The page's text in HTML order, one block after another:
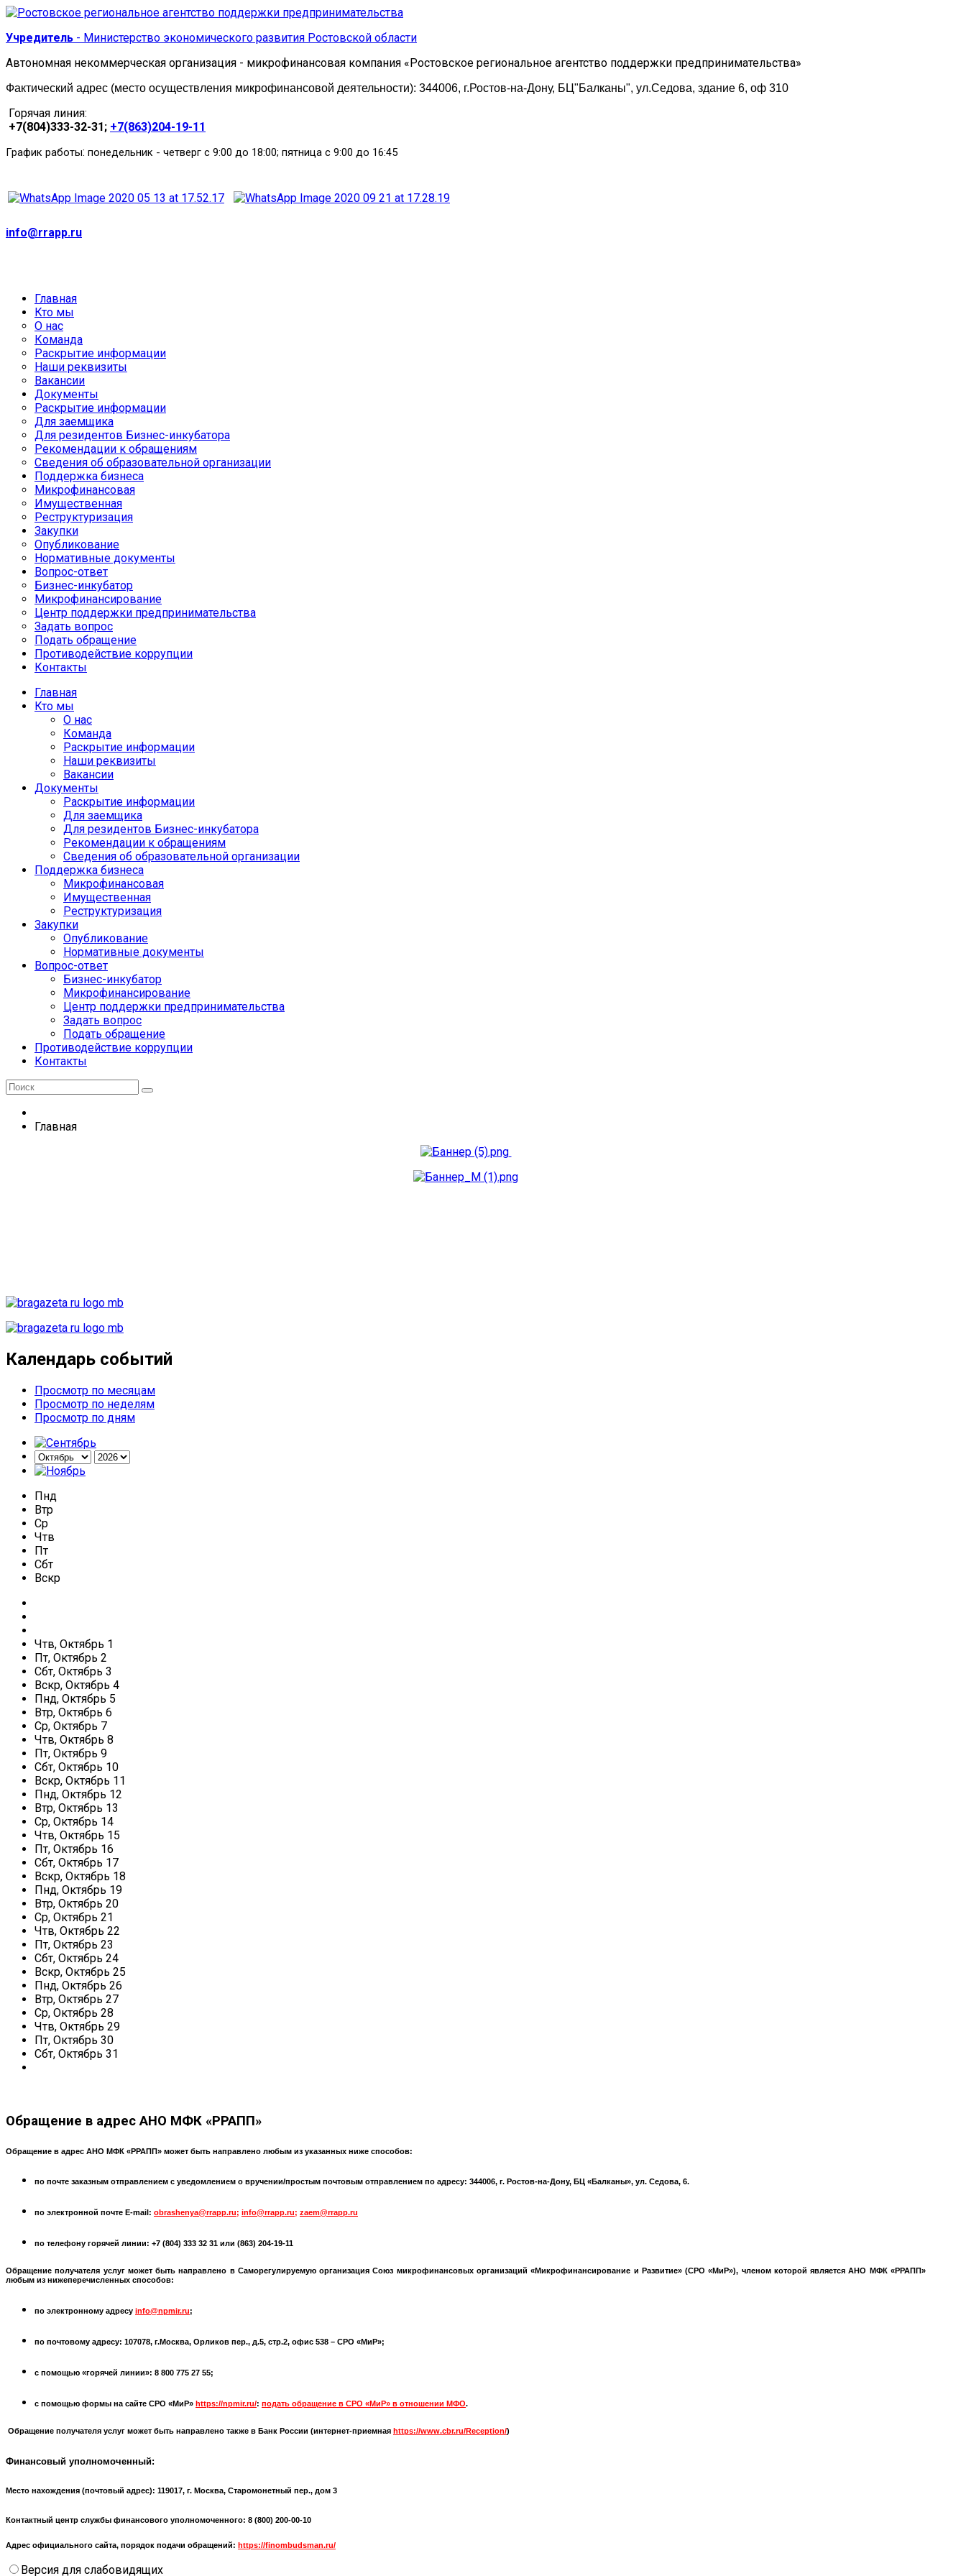
Учредитель - Министерство экономического развития Ростовской области
Автономная некоммерческая организация - микрофинансовая компания «Ростовское региональное агентство поддержки предпринимательства»
Фактический адрес (место осуществления микрофинансовой деятельности): 344006, г.Ростов-на-Дону, БЦ"Балканы", ул.Седова, здание 6, оф 310
Горячая линия:
+7(804)333-32-31; +7(863)204-19-11
График работы: понедельник - четверг с 9:00 до 18:00; пятница с 9:00 до 16:45
info@rrapp.ru
Главная
Кто мы
О нас
Команда
Раскрытие информации
Наши реквизиты
Вакансии
Документы
Раскрытие информации
Для заемщика
Для резидентов Бизнес-инкубатора
Рекомендации к обращениям
Сведения об образовательной организации
Поддержка бизнеса
Микрофинансовая
Имущественная
Реструктуризация
Закупки
Опубликование
Нормативные документы
Вопрос-ответ
Бизнес-инкубатор
Микрофинансирование
Центр поддержки предпринимательства
Задать вопрос
Подать обращение
Противодействие коррупции
Контакты
Главная
Кто мы
О нас
Команда
Раскрытие информации
Наши реквизиты
Вакансии
Документы
Раскрытие информации
Для заемщика
Для резидентов Бизнес-инкубатора
Рекомендации к обращениям
Сведения об образовательной организации
Поддержка бизнеса
Микрофинансовая
Имущественная
Реструктуризация
Закупки
Опубликование
Нормативные документы
Вопрос-ответ
Бизнес-инкубатор
Микрофинансирование
Центр поддержки предпринимательства
Задать вопрос
Подать обращение
Противодействие коррупции
Контакты
Главная
Календарь событий
Просмотр по месяцам
Просмотр по неделям
Просмотр по дням
Пнд
Втр
Ср
Чтв
Пт
Сбт
Вскр
Чтв, Октябрь 1
Пт, Октябрь 2
Сбт, Октябрь 3
Вскр, Октябрь 4
Пнд, Октябрь 5
Втр, Октябрь 6
Ср, Октябрь 7
Чтв, Октябрь 8
Пт, Октябрь 9
Сбт, Октябрь 10
Вскр, Октябрь 11
Пнд, Октябрь 12
Втр, Октябрь 13
Ср, Октябрь 14
Чтв, Октябрь 15
Пт, Октябрь 16
Сбт, Октябрь 17
Вскр, Октябрь 18
Пнд, Октябрь 19
Втр, Октябрь 20
Ср, Октябрь 21
Чтв, Октябрь 22
Пт, Октябрь 23
Сбт, Октябрь 24
Вскр, Октябрь 25
Пнд, Октябрь 26
Втр, Октябрь 27
Ср, Октябрь 28
Чтв, Октябрь 29
Пт, Октябрь 30
Сбт, Октябрь 31
Обращение в адрес АНО МФК «РРАПП»
Обращение в адрес АНО МФК «РРАПП» может быть направлено любым из указанных ниже способов:
по почте заказным отправлением с уведомлением о вручении/простым почтовым отправлением по адресу: 344006, г. Ростов-на-Дону, БЦ «Балканы», ул. Седова, 6.
по электронной почте E-mail: obrashenya@rrapp.ru; info@rrapp.ru; zaem@rrapp.ru
по телефону горячей линии: +7 (804) 333 32 31 или (863) 204-19-11
Обращение получателя услуг может быть направлено в Саморегулируемую организация Союз микрофинансовых организаций «Микрофинансирование и Развитие» (СРО «МиР»), членом которой является АНО МФК «РРАПП»
любым из нижеперечисленных способов:
по электронному адресу info@npmir.ru;
по почтовому адресу: 107078, г.Москва, Орликов пер., д.5, стр.2, офис 538 – СРО «МиР»;
с помощью «горячей линии»: 8 800 775 27 55;
с помощью формы на сайте СРО «МиР» https://npmir.ru/: подать обращение в СРО «МиР» в отношении МФО.
Обращение получателя услуг может быть направлено также в Банк России (интернет-приемная https://www.cbr.ru/Reception/)
Финансовый уполномоченный:
Место нахождения (почтовый адрес): 119017, г. Москва, Старомонетный пер., дом 3
Контактный центр службы финансового уполномоченного: 8 (800) 200-00-10
Адрес официального сайта, порядок подачи обращений: https://finombudsman.ru/
Версия для слабовидящих